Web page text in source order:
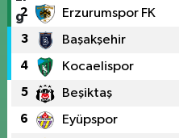
2 Erzurumspor FK
3 Başakşehir
4 Kocaelispor
5 Beşiktaş
6 Eyüpspor